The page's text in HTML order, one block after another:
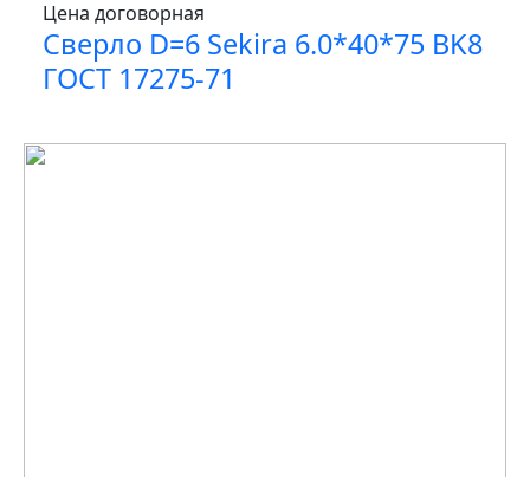
Цена договорная
Сверло D=6 Sekira 6.0*40*75 BK8
ГОСТ 17275-71